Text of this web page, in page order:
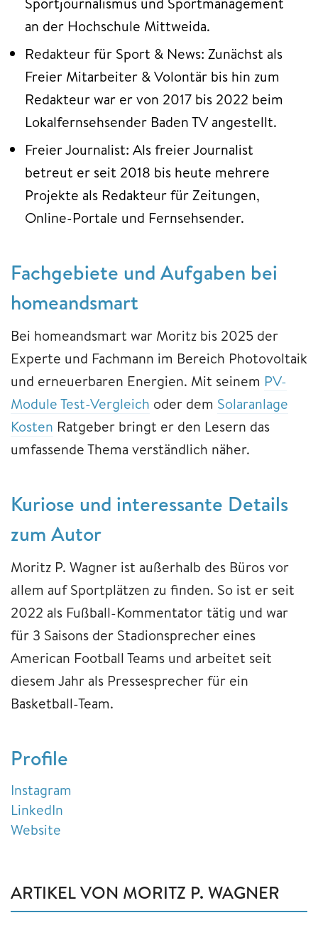
an der Hochschule Mittweida.
Redakteur für Sport & News: Zunächst als
Freier Mitarbeiter & Volontär bis hin zum
Redakteur war er von 2017 bis 2022 beim
Lokalfernsehsender Baden TV angestellt.
Freier Journalist: Als freier Journalist
betreut er seit 2018 bis heute mehrere
Projekte als Redakteur für Zeitungen,
Online-Portale und Fernsehsender.
Fachgebiete und Aufgaben bei
homeandsmart
Bei homeandsmart war Moritz bis 2025 der
Experte und Fachmann im Bereich Photovoltaik
und erneuerbaren Energien. Mit seinem PV-
Module Test-Vergleich oder dem Solaranlage
Kosten Ratgeber bringt er den Lesern das
umfassende Thema verständlich näher.
Kuriose und interessante Details
zum Autor
Moritz P. Wagner ist außerhalb des Büros vor
allem auf Sportplätzen zu finden. So ist er seit
2022 als Fußball-Kommentator tätig und war
für 3 Saisons der Stadionsprecher eines
American Football Teams und arbeitet seit
diesem Jahr als Pressesprecher für ein
Basketball-Team.
Profile
Instagram
LinkedIn
Website
ARTIKEL VON MORITZ P. WAGNER